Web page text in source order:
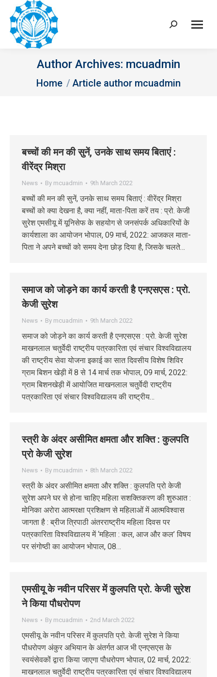
Search:
Author Archives: mcuadmin
You are here:
Home Article author mcuadmin
बच्चों की मन की सुनें, उनके साथ समय बिताएं :
वीरेंद्र मिश्रा
News By mcuadmin 9th March 2022
बच्चों की मन की सुनें, उनके साथ समय बिताएं : वीरेंद्र मिश्रा
बच्चों को क्या देखना है, क्या नहीं, माता-पिता करें तय : प्रो. केजी
सुरेश एमसीयू में यूनिसेफ के सहयोग से जनसंपर्क अधिकारियों के
कार्यशाला का आयोजन भोपाल, 09 मार्च, 2022: आजकल माता-
पिता ने अपने बच्चों को समय देना छोड़ दिया है, जिसके चलते…
समाज को जोड़ने का कार्य करती है एनएसएस : प्रो.
केजी सुरेश
News By mcuadmin 9th March 2022
समाज को जोड़ने का कार्य करती है एनएसएस : प्रो. केजी सुरेश
माखनलाल चतुर्वेदी राष्ट्रीय पत्रकारिता एवं संचार विश्वविद्यालय
की राष्ट्रीय सेवा योजना इकाई का सात दिवसीय विशेष शिविर
ग्राम बिशन खेड़ी में 8 से 14 मार्च तक भोपाल, 09 मार्च, 2022:
ग्राम बिशनखेड़ी में आयोजित माखनलाल चतुर्वेदी राष्ट्रीय
पत्रकारिता एवं संचार विश्वविद्यालय की राष्ट्रीय…
स्त्री के अंदर असीमित क्षमता और शक्ति : कुलपति
प्रो केजी सुरेश
News By mcuadmin 8th March 2022
स्त्री के अंदर असीमित क्षमता और शक्ति : कुलपति प्रो केजी
सुरेश अपने घर से होना चाहिए महिला सशक्तिकरण की शुरुआत :
मोनिका अरोरा आत्मरक्षा प्रशिक्षण से महिलाओं में आत्मविश्वास
जागता है : ब्रीज त्रिपाठी अंतरराष्ट्रीय महिला दिवस पर
पत्रकारिता विश्वविद्यालय में ‘महिला : कल, आज और कल’ विषय
पर संगोष्ठी का आयोजन भोपाल, 08…
एमसीयू के नवीन परिसर में कुलपति प्रो. केजी सुरेश
ने किया पौधरोपण
News By mcuadmin 2nd March 2022
एमसीयू के नवीन परिसर में कुलपति प्रो. केजी सुरेश ने किया
पौधरोपण अंकुर अभियान के अंतर्गत आज भी एनएसएस के
स्वयंसेवकों द्वारा किया जाएगा पौधरोपण भोपाल, 02 मार्च, 2022:
माखनलाल चतुर्वेदी राष्ट्रीय पत्रकारिता एवं संचार विश्वविद्यालय